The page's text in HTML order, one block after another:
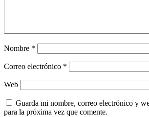
Nombre *
Correo electrónico *
Web
Guarda mi nombre, correo electrónico y
para la próxima vez que comente.